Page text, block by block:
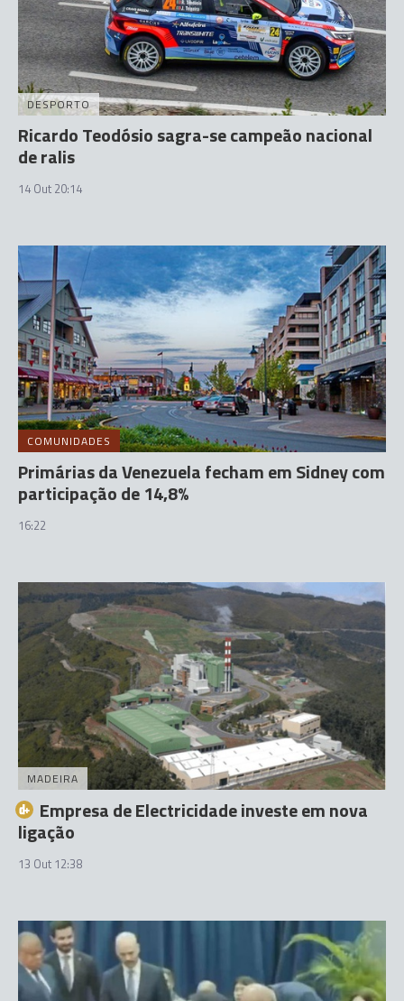
DESPORTO
Ricardo Teodósio sagra-se campeão nacional
de ralis
14 Out 20:14
COMUNIDADES
Primárias da Venezuela fecham em Sidney com
participação de 14,8%
16:22
MADEIRA
Empresa de Electricidade investe em nova
ligação
13 Out 12:38